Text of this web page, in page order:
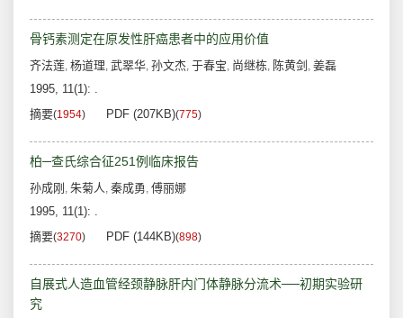
骨钙素测定在原发性肝癌患者中的应用价值
齐法莲, 杨道理, 武翠华, 孙文杰, 于春宝, 尚继栋, 陈黄剑 , 姜磊
1995, 11(1): .
摘要(1954) PDF (207KB)(775)
柏─查氏综合征251例临床报告
孙成刚 , 朱菊人, 秦成勇, 傅丽娜
1995, 11(1): .
摘要(3270) PDF (144KB)(898)
自展式人造血管经颈静脉肝内门体静脉分流术──初期实验研
究